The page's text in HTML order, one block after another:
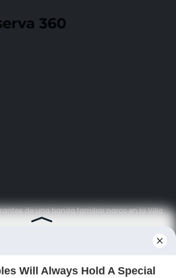
de una banda familiar narco en la Villa